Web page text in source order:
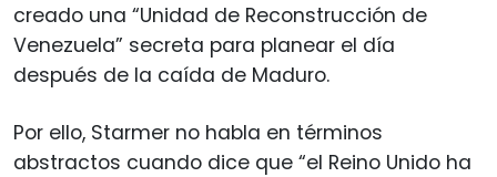
creado una “Unidad de Reconstrucción de
Venezuela” secreta para planear el día
después de la caída de Maduro.
Por ello, Starmer no habla en términos
abstractos cuando dice que “el Reino Unido ha